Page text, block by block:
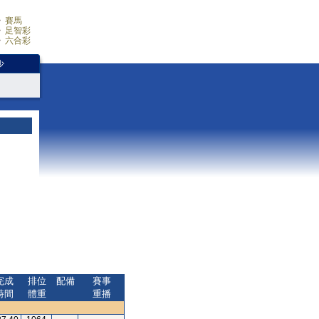
賽馬
足智彩
六合彩
成
間
排位
體重
配備
賽事
重播